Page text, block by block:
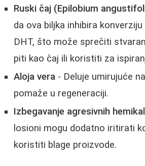
Ruski čaj (Epilobium
da ova biljka inhibira
DHT, što može sprečiti
piti kao čaj ili koristiti za
Aloja vera - Deluje umirujuće
pomaže u regeneraciji.
Izbegavanje agresivnih
losioni mogu dodatno iritirati
koristiti blage proizvode.